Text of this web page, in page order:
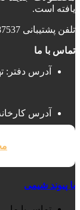
یافته است.
تلفن پشتیبانی 09124387537 | ساعت کاری: ۹ صبح الی ۷ شب
تماس با ما
آدرس دفتر:
آدرس
با پیوند شیمی